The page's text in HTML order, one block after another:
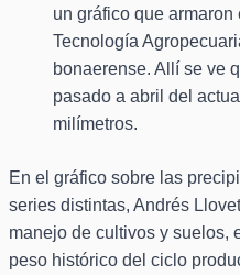
un gráfico que
Tecnología
bonaerense. Allí se ve
pasado a abril del
milímetros.
En el gráfico sobre las
series distintas, Andrés
manejo de cultivos y suelos,
peso histórico del ciclo